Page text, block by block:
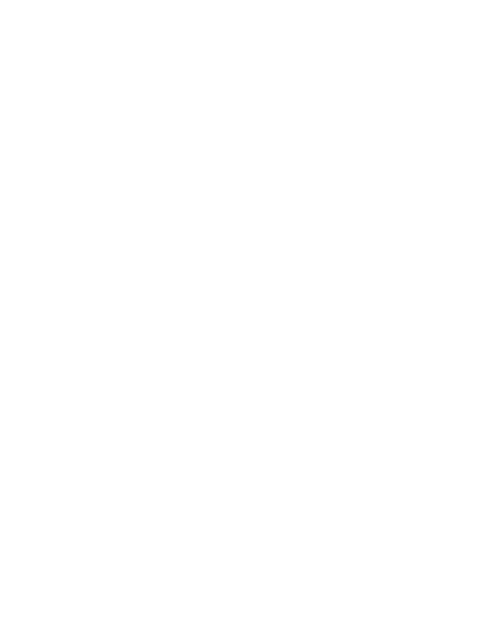
してい